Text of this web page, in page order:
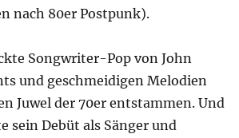
nach 80er Postpunk).
Songwriter-Pop von John
und geschmeidigen Melodien
Juwel der 70er entstammen. Und
sein Debüt als Sänger und